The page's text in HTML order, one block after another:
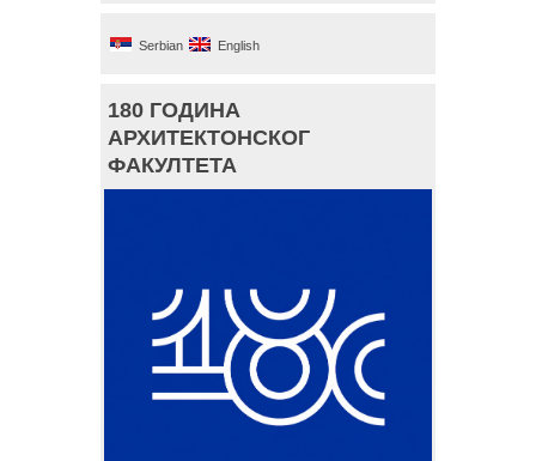
Serbian English
180 ГОДИНА
АРХИТЕКТОНСКОГ
ФАКУЛТЕТА